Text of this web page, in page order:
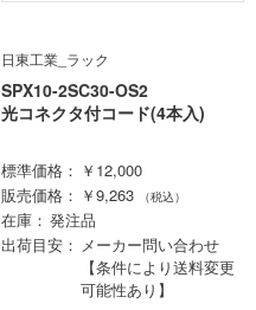
日東工業_ラック
SPX10-2SC30-OS2
光コネクタ付コード(4本入)
標準価格
￥12,000
販売価格
￥9,263 （税込）
在庫
発注品
出荷目安
メーカー問い合わせ
【条件により送料変更
可能性あり】